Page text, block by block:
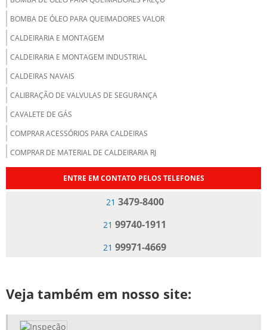
BOMBA DE ÓLEO PARA QUEIMADORES VALOR
CALDEIRARIA E MONTAGEM
CALDEIRARIA E MONTAGEM INDUSTRIAL
CALDEIRAS NAVAIS
CALIBRAÇÃO DE VALVULAS DE SEGURANÇA
CAVALETE DE GÁS
COMPRAR ACESSÓRIOS PARA CALDEIRAS
COMPRAR DE MATERIAL DE CALDEIRARIA RJ
EMPRESA DE BOMBA DE ÓLEO PARA CALDEIRA
EMPRESA DE GERENCIAMENTO DE VASOS DE PRESSÃO
EMPRESA DE INSPEÇÃO VASOS DE PRESSÃO RIO DE JANEIRO
EMPRESA DE ISOLAMENTO TERMICO PARA CALDEIRAS RJ
EMPRESA DE MONTAGEM INDUSTRIAL
ENTRE EM CONTATO PELOS TELEFONES
21 3479-8400
21 99740-1911
21 99971-4669
Veja também em nosso site: